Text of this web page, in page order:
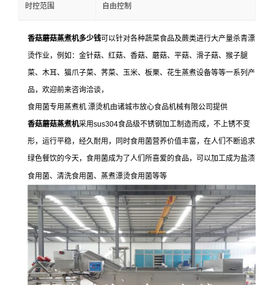
时控范围 自由控制
香菇蘑菇蒸煮机多少钱可以针对各种蔬菜食品及蕨类进行大产量杀青漂
烫作业，例如：金针菇、红菇、香菇、蘑菇、平菇、滑子菇、猴子腿
菜、木耳、猫爪子菜、荠菜、玉米、板栗、花生蒸煮设备等等一系列产
品，欢迎前来咨询洽谈，
食用菌专用蒸煮机 漂烫机由诸城市放心食品机械有限公司提供
香菇蘑菇蒸煮机采用sus304食品级不锈钢加工制造而成，不上锈不变
形，运行平稳，经久耐用，同时食用菌营养价值丰富，在人们不断追求
绿色餐饮的今天，食用菌成为了人们所喜爱的食品，可以加工成为盐渍
食用菌、清洗食用菌、蒸煮漂烫食用菌等等